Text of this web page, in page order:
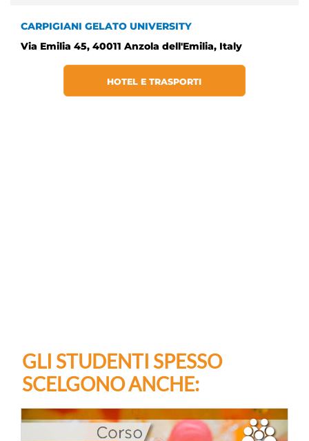
CARPIGIANI GELATO UNIVERSITY
Via Emilia 45, 40011 Anzola dell'Emilia, Italy
HOTEL E TRASPORTI
GLI STUDENTI SPESSO
SCELGONO ANCHE: